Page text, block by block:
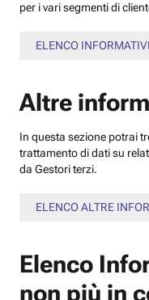
per i vari segmenti di
ELENCO
Altre
In questa sezione potrai
trattamento di dati su
da Gestori terzi.
ELENCO ALTRE
Elenco
non più in